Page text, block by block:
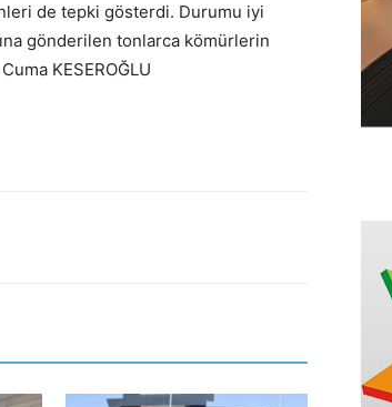
de tepki gösterdi. Durumu iyi
gönderilen tonlarca kömürlerin
KESEROĞLU